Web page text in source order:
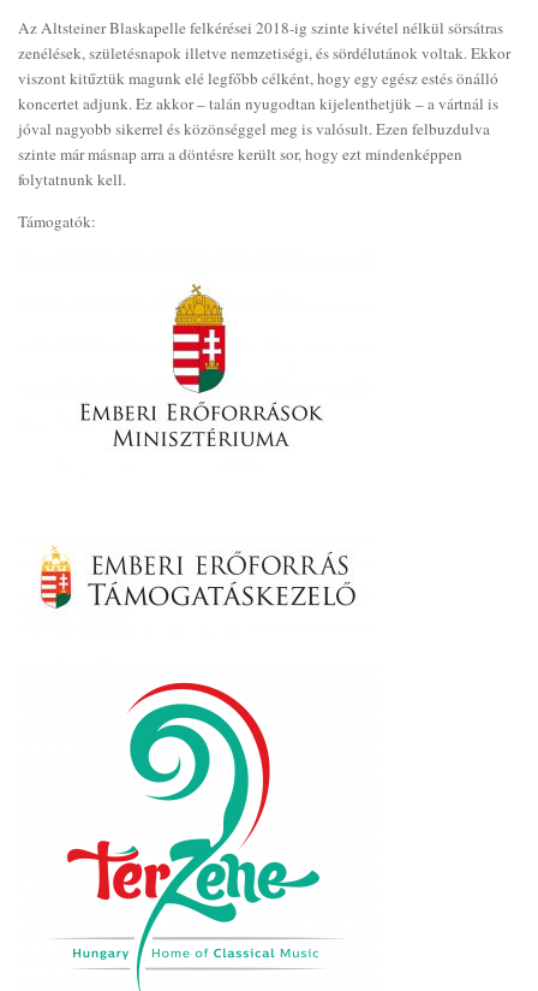
Az Altsteiner Blaskapelle felkérései 2018-ig szinte kivétel nélkül sörsátras
zenélések, születésnapok illetve nemzetiségi, és sördélutánok voltak. Ekkor
viszont kitűztük magunk elé legfőbb célként, hogy egy egész estés önálló
koncertet adjunk. Ez akkor – talán nyugodtan kijelenthetjük – a vártnál is
jóval nagyobb sikerrel és közönséggel meg is valósult. Ezen felbuzdulva
szinte már másnap arra a döntésre került sor, hogy ezt mindenképpen
folytatnunk kell.
Támogatók: